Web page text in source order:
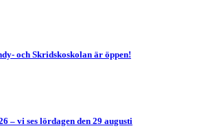
och Skridskoskolan är öppen!
– vi ses lördagen den 29 augusti